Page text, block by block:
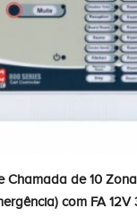
Chamada de 10
com FA 12V